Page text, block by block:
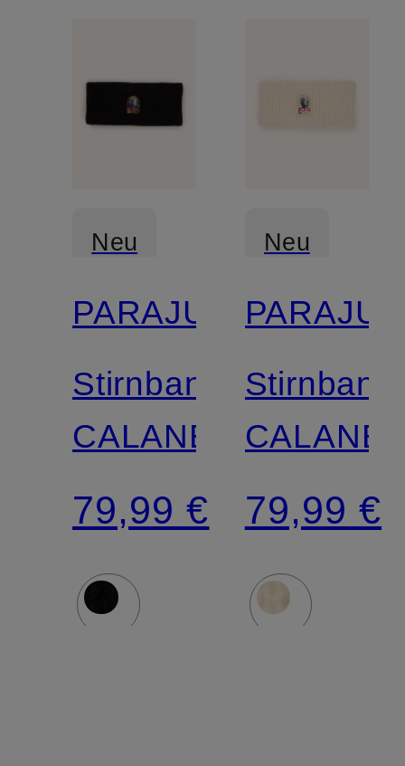
Neu
PARAJUMPERS
Stirnband
CALANE
79,99 €
Neu
Stirnband
CALANE
79,99 €